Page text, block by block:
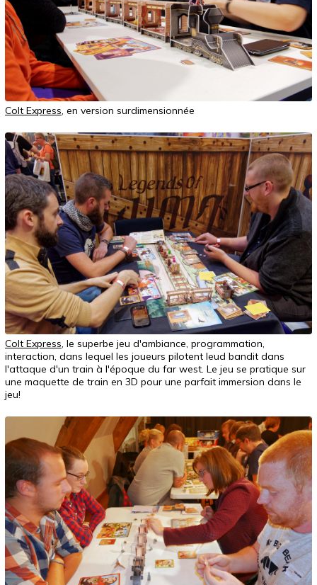
Colt Express, en version surdimensionnée
Colt Express, le superbe jeu d'ambiance, programmation,
interaction, dans lequel les joueurs pilotent leud bandit dans
l'attaque d'un train à l'époque du far west. Le jeu se pratique sur
une maquette de train en 3D pour une parfait immersion dans le
jeu!